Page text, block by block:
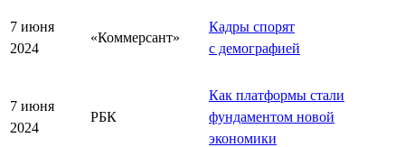
7 июня
2024
«Коммерсант»
Кадры спорят
с демографией
7 июня
2024
РБК
Как платформы стали
фундаментом новой
экономики